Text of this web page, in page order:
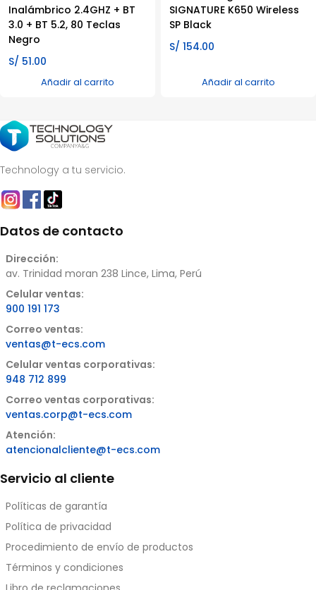
Inalámbrico 2.4GHZ + BT
3.0 + BT 5.2, 80 Teclas
Negro
S/ 51.00
Añadir al carrito
SIGNATURE K650 Wireless
SP Black
S/ 154.00
Añadir al carrito
Technology a tu servicio.
Datos de contacto
Dirección:
av. Trinidad moran 238 Lince, Lima, Perú
Celular ventas:
900 191 173
Correo ventas:
ventas@t-ecs.com
Celular ventas corporativas:
948 712 899
Correo ventas corporativas:
ventas.corp@t-ecs.com
Atención:
atencionalcliente@t-ecs.com
Servicio al cliente
Políticas de garantía
Política de privacidad
Procedimiento de envío de productos
Términos y condiciones